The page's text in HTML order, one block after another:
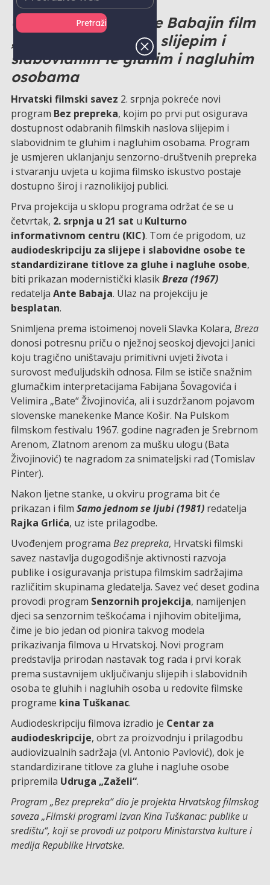
U KIC-u se prikazuje Babajin film
„Breza“, prilagođen slijepim i
slabovidnim te gluhim i nagluhim
osobama
Hrvatski filmski savez 2. srpnja pokreće novi
program Bez prepreka, kojim po prvi put osigurava
dostupnost odabranih filmskih naslova slijepim i
slabovidnim te gluhim i nagluhim osobama. Program
je usmjeren uklanjanju senzorno-društvenih prepreka
i stvaranju uvjeta u kojima filmsko iskustvo postaje
dostupno široj i raznolikijoj publici.
Prva projekcija u sklopu programa održat će se u
četvrtak, 2. srpnja u 21 sat u Kulturno
informativnom centru (KIC). Tom će prigodom, uz
audiodeskripciju za slijepe i slabovidne osobe te
standardizirane titlove za gluhe i nagluhe osobe,
biti prikazan modernistički klasikBreza (1967)
redatelja Ante Babaja. Ulaz na projekciju je
besplatan.
Snimljena prema istoimenoj noveli Slavka Kolara, Breza
donosi potresnu priču o nježnoj seoskoj djevojci Janici
koju tragično uništavaju primitivni uvjeti života i
surovost međuljudskih odnosa. Film se ističe snažnim
glumačkim interpretacijama Fabijana Šovagovića i
Velimira „Bate“ Živojinovića, ali i suzdržanom pojavom
slovenske manekenke Mance Košir. Na Pulskom
filmskom festivalu 1967. godine nagrađen je Srebrnom
Arenom, Zlatnom arenom za mušku ulogu (Bata
Živojinović) te nagradom za snimateljski rad (Tomislav
Pinter).
Nakon ljetne stanke, u okviru programa bit će
prikazan i film Samo jednom se ljubi (1981)redatelja
Rajka Grlića, uz iste prilagodbe.
Uvođenjem programa Bez prepreka, Hrvatski filmski
savez nastavlja dugogodišnje aktivnosti razvoja
publike i osiguravanja pristupa filmskim sadržajima
različitim skupinama gledatelja. Savez već deset godina
provodi program Senzornih projekcija, namijenjen
djeci sa senzornim teškoćama i njihovim obiteljima,
čime je bio jedan od pionira takvog modela
prikazivanja filmova u Hrvatskoj. Novi program
predstavlja prirodan nastavak tog rada i prvi korak
prema sustavnijem uključivanju slijepih i slabovidnih
osoba te gluhih i nagluhih osoba u redovite filmske
programe kina Tuškanac.
Audiodeskripciju filmova izradio je Centar za
audiodeskripcije, obrt za proizvodnju i prilagodbu
audiovizualnih sadržaja (vl. Antonio Pavlović), dok je
standardizirane titlove za gluhe i nagluhe osobe
pripremila Udruga „Zaželi“.
Program „Bez prepreka“ dio je projekta Hrvatskog filmskog
saveza „Filmski programi izvan Kina Tuškanac: publike u
središtu“, koji se provodi uz potporu Ministarstva kulture i
medija Republike Hrvatske.